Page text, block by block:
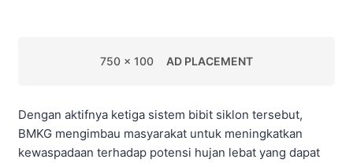
750 x 100 AD PLACEMENT
Dengan aktifnya ketiga sistem bibit siklon tersebut,
BMKG mengimbau masyarakat untuk meningkatkan
kewaspadaan terhadap potensi hujan lebat yang dapat